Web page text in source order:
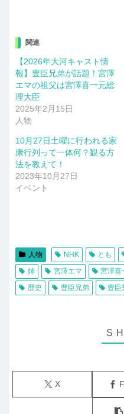
関連
【2026年大河キャスト情
報】豊臣兄弟が話題！宮澤
エマの祖父は宮澤喜一元総
理大臣
2025年2月15日
人物
10月27日土曜に行われる家
康行列って一体何？観る方
法を教えて！
2023年10月27日
イベント
人物 NHK とも
姉
宮澤エマ 宮澤喜
歴史
豊臣兄弟 豊臣
X